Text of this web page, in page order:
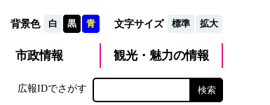
背景色 白 黒 青 文字サイズ 標準 拡大
市政情報 観光・魅力の情報
広報IDでさがす